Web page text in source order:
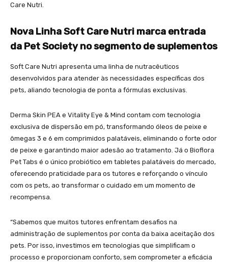
Care Nutri.
Nova Linha Soft Care Nutri marca entrada
da Pet Society no segmento de suplementos
Soft Care Nutri apresenta uma linha de nutracêuticos
desenvolvidos para atender às necessidades específicas dos
pets, aliando tecnologia de ponta a fórmulas exclusivas.
Derma Skin PEA e Vitality Eye & Mind contam com tecnologia
exclusiva de dispersão em pó, transformando óleos de peixe e
ômegas 3 e 6 em comprimidos palatáveis, eliminando o forte odor
de peixe e garantindo maior adesão ao tratamento. Já o Bioflora
Pet Tabs é o único probiótico em tabletes palatáveis do mercado,
oferecendo praticidade para os tutores e reforçando o vínculo
com os pets, ao transformar o cuidado em um momento de
recompensa.
“Sabemos que muitos tutores enfrentam desafios na
administração de suplementos por conta da baixa aceitação dos
pets. Por isso, investimos em tecnologias que simplificam o
processo e proporcionam conforto, sem comprometer a eficácia